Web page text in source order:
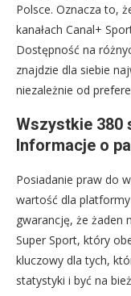
Polsce. Oznacza to,
kanałach Canal+
Dostępność na
znajdzie dla siebie
niezależnie od
Wszystkie 380
Informacje o
Posiadanie praw do
wartość dla
gwarancję, że żaden
Super Sport, który
kluczowy dla tych,
statystyki i być na